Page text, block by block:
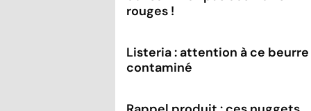
rouges !
Listeria : attention à ce beurre
contaminé